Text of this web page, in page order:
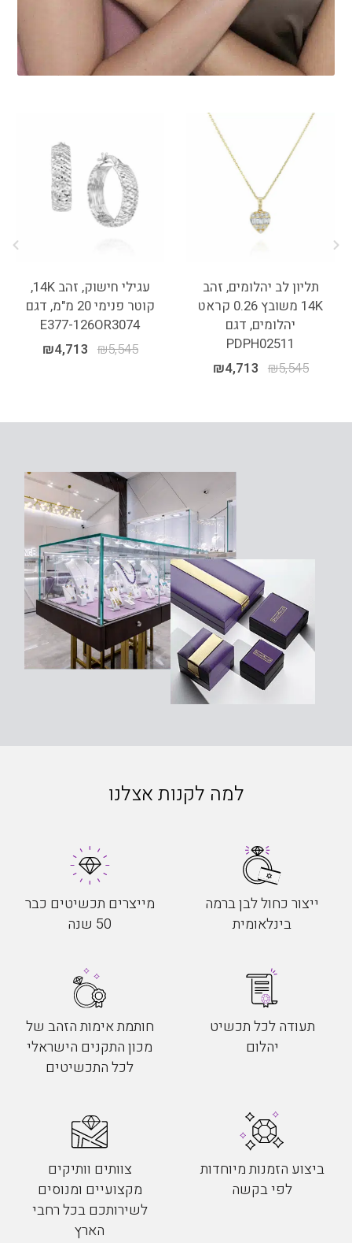
תליון לב יהלומים, זהב
14K משובץ 0.26 קראט
יהלומים, דגם
PDPH02511
₪5,545
₪4,713
עגילי חישוק, זהב 14K,
קוטר פנימי 20 מ"מ, דגם
E377-126OR3074
₪5,545
₪4,713
למה לקנות אצלנו
ייצור כחול לבן ברמה
בינלאומית
מייצרים תכשיטים כבר
50 שנה
תעודה לכל תכשיט
יהלום
חותמת אימות הזהב של
מכון התקנים הישראלי
לכל התכשיטים
ביצוע הזמנות מיוחדות
לפי בקשה
צוותים וותיקים
מקצועיים ומנוסים
לשירותכם בכל רחבי
הארץ